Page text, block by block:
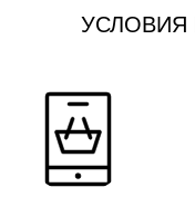
УСЛОВИЯ